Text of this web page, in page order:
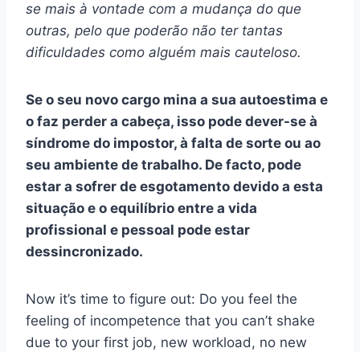
se mais à vontade com a mudança do que
outras, pelo que poderão não ter tantas
dificuldades como alguém mais cauteloso.
Se o seu novo cargo mina a sua autoestima e
o faz perder a cabeça, isso pode dever-se à
síndrome do impostor, à falta de sorte ou ao
seu ambiente de trabalho. De facto, pode
estar a sofrer de esgotamento devido a esta
situação e o equilíbrio entre a vida
profissional e pessoal pode estar
dessincronizado.
Now it’s time to figure out: Do you feel the
feeling of incompetence that you can’t shake
due to your first job, new workload, no new